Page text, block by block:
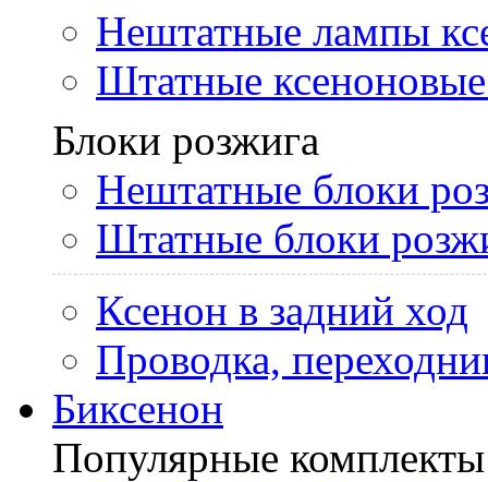
Нештатные лампы
Штатные
Блоки розжига
Нештатные блоки
Штатные блоки
Ксенон в задний ход
Проводка,
Биксенон
Популярные комплекты